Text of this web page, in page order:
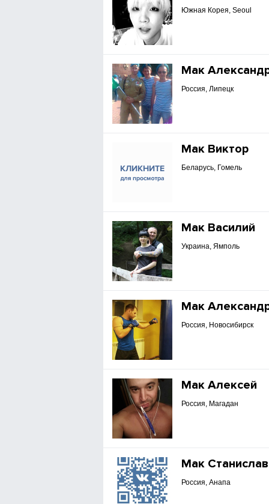
Южная Корея, Seoul
Мак
Россия, Липецк
Мак Виктор
Беларусь, Гомель
Мак Василий
Украина, Ямполь
Мак
Россия, Новосибирск
Мак Алексей
Россия, Магадан
Мак Станислав
Россия, Анапа